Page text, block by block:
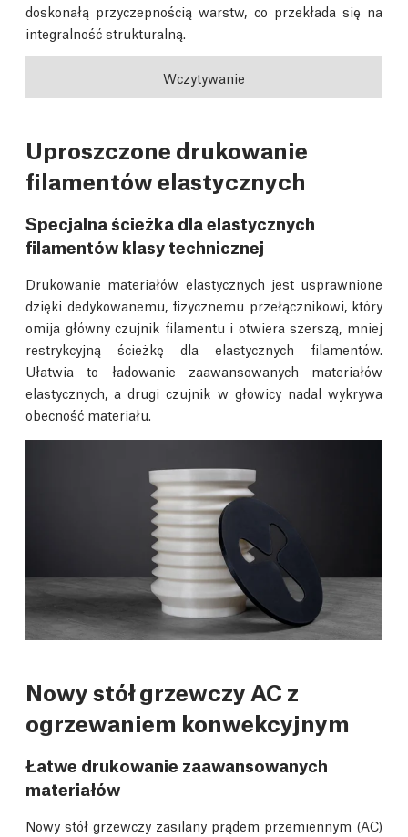
doskonałą przyczepnością warstw, co przekłada się na
integralność strukturalną.
Wczytywanie
Uproszczone drukowanie
filamentów elastycznych
Specjalna ścieżka dla elastycznych
filamentów klasy technicznej
Drukowanie materiałów elastycznych jest usprawnione
dzięki dedykowanemu, fizycznemu przełącznikowi, który
omija główny czujnik filamentu i otwiera szerszą, mniej
restrykcyjną ścieżkę dla elastycznych filamentów.
Ułatwia to ładowanie zaawansowanych materiałów
elastycznych, a drugi czujnik w głowicy nadal wykrywa
obecność materiału.
Nowy stół grzewczy AC z
ogrzewaniem konwekcyjnym
Łatwe drukowanie zaawansowanych
materiałów
Nowy stół grzewczy zasilany prądem przemiennym (AC)